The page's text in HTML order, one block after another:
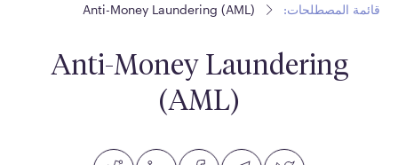
قائمة المصطلحات: Anti-Money Laundering (AML)
Anti-Money Laundering
(AML)